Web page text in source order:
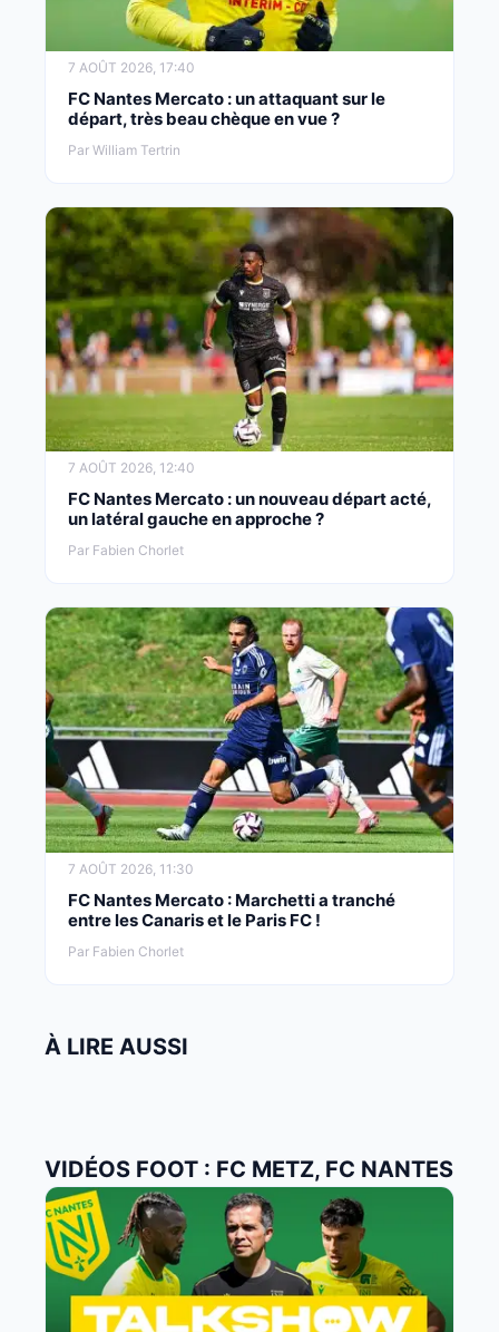
7 AOÛT 2026, 17:40
FC Nantes Mercato : un attaquant sur le
départ, très beau chèque en vue ?
Par William Tertrin
7 AOÛT 2026, 12:40
FC Nantes Mercato : un nouveau départ acté,
un latéral gauche en approche ?
Par Fabien Chorlet
7 AOÛT 2026, 11:30
FC Nantes Mercato : Marchetti a tranché
entre les Canaris et le Paris FC !
Par Fabien Chorlet
À LIRE AUSSI
VIDÉOS FOOT : FC METZ, FC NANTES